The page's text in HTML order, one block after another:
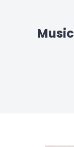
Music